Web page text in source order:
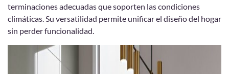
terminaciones adecuadas que soporten las condiciones
climáticas. Su versatilidad permite unificar el diseño del hogar
sin perder funcionalidad.